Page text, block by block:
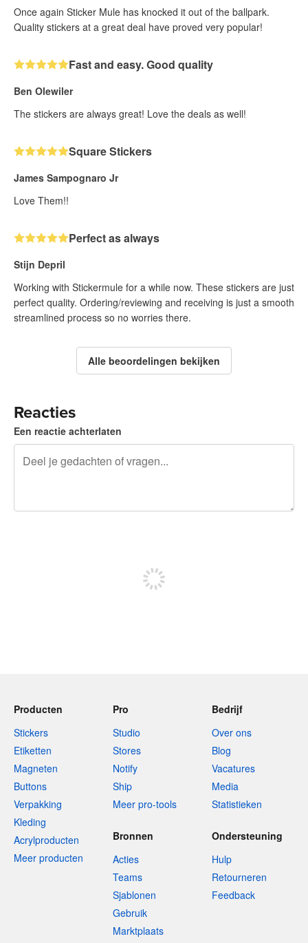
Once again Sticker Mule has knocked it out of the ballpark.
Quality stickers at a great deal have proved very popular!
Fast and easy. Good quality
Ben Olewiler
The stickers are always great! Love the deals as well!
Square Stickers
James Sampognaro Jr
Love Them!!
Perfect as always
Stijn Depril
Working with Stickermule for a while now. These stickers are just
perfect quality. Ordering/reviewing and receiving is just a smooth
streamlined process so no worries there.
Alle beoordelingen bekijken
Reacties
Een reactie achterlaten
Producten
Stickers
Etiketten
Magneten
Buttons
Verpakking
Kleding
Acrylproducten
Meer producten
Pro
Studio
Stores
Notify
Ship
Meer pro-tools
Bedrijf
Over ons
Blog
Vacatures
Media
Statistieken
Bronnen
Acties
Teams
Sjablonen
Gebruik
Marktplaats
Ondersteuning
Hulp
Retourneren
Feedback